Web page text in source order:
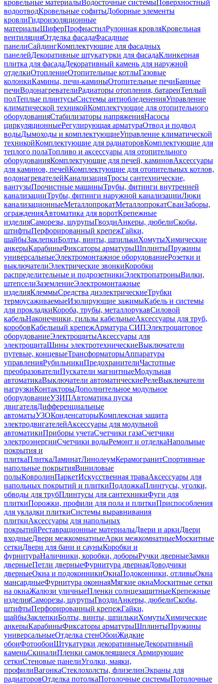
кровельные материалыВодосточные системыПоверхностный
водоотводКровельные софитыДоборные элементы
кровлиГидроизоляционные
материалыШиферПрофнастилРулонная кровляКровельная
вентиляцияОтделка фасадаФасадные
панелиСайдингКомплектующие для фасадных
панелейДекоративные штукатурки для фасадаКлинкерная
плитка для фасадаДекоративный камень для наружной
отделкиОтоплениеОтопительные котлыГазовые
колонкиКамины, печи-каминыОтопительные печиБанные
печиВодонагревателиРадиаторы отопления, батареиТеплый
полТеплые плинтусыСистемы антиобледененияУправление
климатической техникойКомплектующие для отопительного
оборудованияСтабилизаторы напряженияНасосы
циркуляционныеРегулирующая арматураОтвод и подвод
водыДымоходы и комплектующиеУправление климатической
техникойКомплектующие для радиаторовКомплектующие для
теплого полаТопливо и аксессуары для отопительного
оборудованияКомплектующие для печей, каминовАксессуары
для каминов, печейКомплектующие для отопительных котлов,
водонагревателейКанализацияТросы сантехнические,
вантузыПрочистные машиныТрубы, фитинги внутренней
канализацииТрубы, фитинги наружной канализацииЛюки
канализационныеМеталлопрокатМеталлопрокатСваиЗаборы,
огражденияАвтоматика для воротКрепежные
изделияСаморезы, шурупыГвоздиАнкеры, дюбелиСкобы,
штифтыПерфорированный крепежГайки,
шайбыЗаклепкиБолты, винты, шпилькиХомутыХимические
анкерыКарабиныФиксаторы арматурыШплинтыПружины
универсальныеЭлектромонтажное оборудованиеРозетки и
выключателиЭлектрические звонкиКоробки
распределительные и подрозетникиЭлектропатроныВилки,
штепселиЗаземлениеЭлектромонтажные
изделияКлеммыСредства диэлектрическиеТрубки
термоусаживаемыеИзолирующие зажимыКабель и системы
для прокладкиКороба, трубы, металлорукавСиловой
кабельНаконечники, гильзы кабельныеАксессуары для труб,
коробовКабельный крепежАрматура СИПЭлектрощитовое
оборудованиеЭлектрощитыАксессуары для
электрощитаШины электротехническиеВыключатели
путевые, концевыеТрансформаторыАппаратура
управленияРубильникиПредохранителиЧастотные
преобразователиПускатели магнитныеМодульная
автоматикаВыключатели автоматическиеРелеВыключатели
нагрузкиКонтакторыДополнительное модульное
оборудованиеУЗИПАвтоматика пуска
двигателяДифференциальные
автоматыУЗОКонденсаторыКомплексная защита
электродвигателейАксессуары для модульной
автоматикиПриборы учетаСчетчики газаСчетчики
электроэнергииСчетчики водыРемонт и отделкаНапольные
покрытия и
плиткаПлиткаЛаминатЛинолеумКерамогранитСпортивные
напольные покрытияВиниловые
полыКовролинПаркетИскусственная траваАксессуары для
напольных покрытий и плиткиПодложкаПлинтусы, уголки,
обводы для трубПлинтусы для сантехникиФуги для
плиткиПорожки, профили для пола и плиткиПриспособления
для укладки плиткиСистемы выравнивания
плиткиАксессуары для напольных
покрытийРеставрационные материалыДвери и аркиДвери
входныеДвери межкомнатныеАрки межкомнатныеМоскитные
сеткиДвери для бани и сауныКоробки и
фурнитураНаличники, коробки, доборыРучки дверныеЗамки
дверныеПетли дверныеФурнитура двернаяДоводчики
дверныеОкна и подоконникиОкнаПодоконники, отливыОкна
мансардныеФурнитура оконнаяМягкие окнаМоскитные сетки
на окнаЖалюзи уличныеПленки солнцезащитныеКрепежные
изделияСаморезы, шурупыГвоздиАнкеры, дюбелиСкобы,
штифтыПерфорированный крепежГайки,
шайбыЗаклепкиБолты, винты, шпилькиХомутыХимические
анкерыКарабиныФиксаторы арматурыШплинтыПружины
универсальныеОтделка стенОбоиЖидкие
обоиФотообоиШтукатурки декоративныеДекоративный
каменьСкиналиПленки самоклеящиеся Армирующие
сеткиСтеновые панелиУголки, маяки,
профилиВагонкаСтеклохолсты, флизелинЭкраны для
радиаторовОтделка потолкаПотолочные системыПотолочные